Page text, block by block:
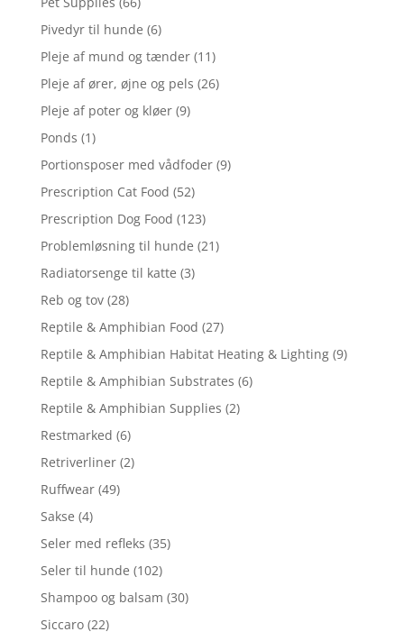
Pivedyr til hunde (6)
Pleje af mund og tænder (11)
Pleje af ører, øjne og pels (26)
Pleje af poter og kløer (9)
Ponds (1)
Portionsposer med vådfoder (9)
Prescription Cat Food (52)
Prescription Dog Food (123)
Problemløsning til hunde (21)
Radiatorsenge til katte (3)
Reb og tov (28)
Reptile & Amphibian Food (27)
Reptile & Amphibian Habitat Heating & Lighting (9)
Reptile & Amphibian Substrates (6)
Reptile & Amphibian Supplies (2)
Restmarked (6)
Retriverliner (2)
Ruffwear (49)
Sakse (4)
Seler med refleks (35)
Seler til hunde (102)
Shampoo og balsam (30)
Siccaro (22)